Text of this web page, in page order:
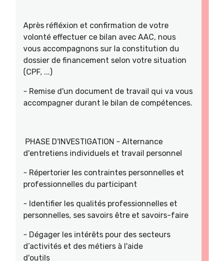
Après réfléxion et confirmation de votre
volonté effectuer ce bilan avec AAC, nous
vous accompagnons sur la constitution du
dossier de financement selon votre situation
(CPF, ...)
- Remise d'un document de travail qui va vous
accompagner durant le bilan de compétences.
PHASE D'INVESTIGATION - Alternance
d'entretiens individuels et travail personnel
- Répertorier les contraintes personnelles et
professionnelles du participant
- Identifier les qualités professionnelles et
personnelles, ses savoirs être et savoirs-faire
- Dégager les intérêts pour des secteurs
d’activités et des métiers à l'aide
d'outils